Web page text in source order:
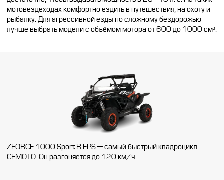
мотовездеходах комфортно ездить в путешествия, на охоту и
рыбалку. Для агрессивной езды по сложному бездорожью
лучше выбрать модели с объёмом мотора от 600 до 1000 см³.
ZFORCE 1000 Sport R EPS — самый быстрый квадроцикл
CFMOTO. Он разгоняется до 120 км/ч.